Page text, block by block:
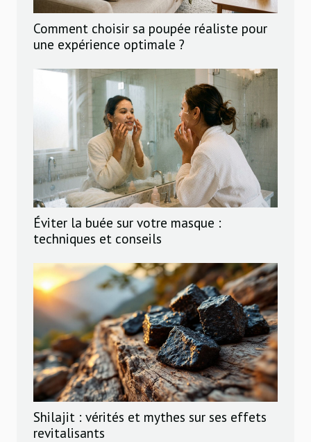
Comment choisir sa poupée réaliste pour
une expérience optimale ?
Éviter la buée sur votre masque :
techniques et conseils
Shilajit : vérités et mythes sur ses effets
revitalisants